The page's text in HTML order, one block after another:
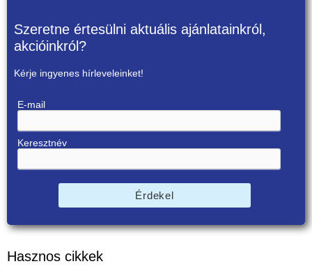
Szeretne értesülni aktuális ajánlatainkról,
akcióinkról?
Kérje ingyenes hírleveleinket!
E-mail
Keresztnév
Érdekel
Hasznos cikkek